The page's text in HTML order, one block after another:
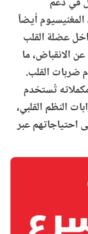
أيضاً
عضلة القلب
الانقباض، ما
ضربات القلب.
تُستخدم
النظم القلبي،
عبر